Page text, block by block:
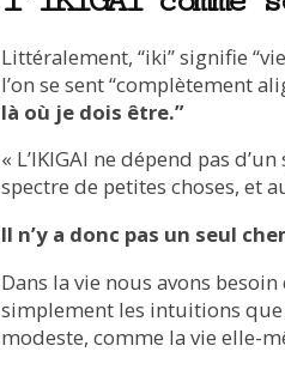
Littéralement, “iki” signifie
l’on se sent “complètement
là où je dois être.”
« L’IKIGAI ne dépend pas
spectre de petites choses, et
Il n’y a donc pas un seul
Dans la vie nous avons
simplement les intuitions que
modeste, comme la vie elle-